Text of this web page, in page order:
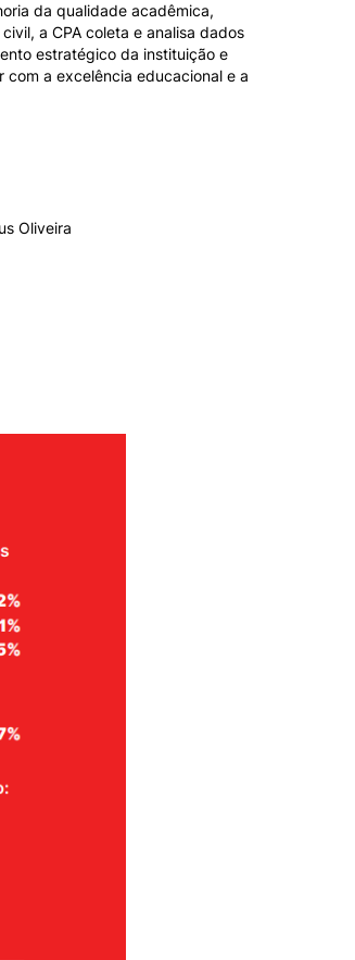
da qualidade acadêmica,
a CPA coleta e analisa dados
estratégico da instituição e
com a excelência educacional e a
Oliveira